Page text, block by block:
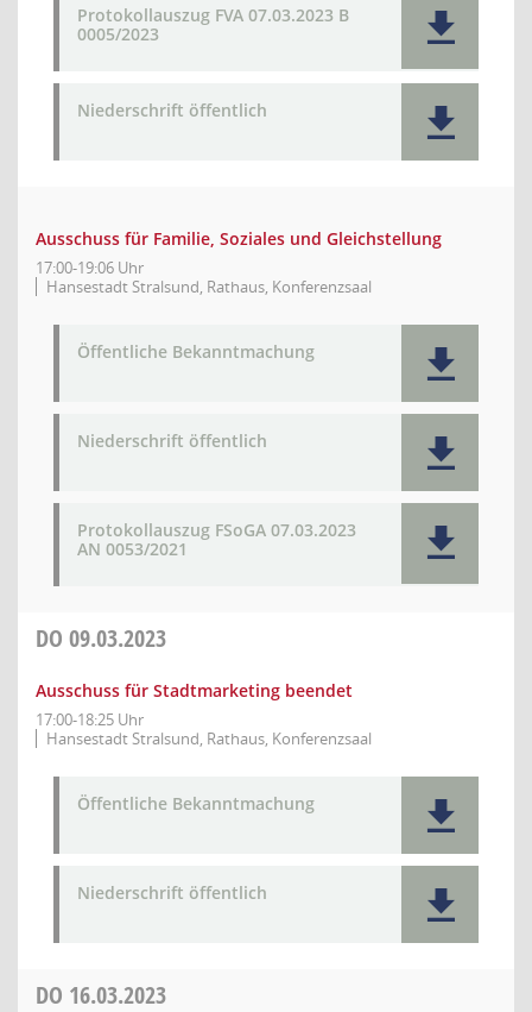
Protokollauszug FVA 07.03.2023 B
0005/2023
Niederschrift öffentlich
Ausschuss für Familie, Soziales und Gleichstellung
17:00-19:06 Uhr
Hansestadt Stralsund, Rathaus, Konferenzsaal
Öffentliche Bekanntmachung
Niederschrift öffentlich
Protokollauszug FSoGA 07.03.2023
AN 0053/2021
DO 09.03.2023
Ausschuss für Stadtmarketing beendet
17:00-18:25 Uhr
Hansestadt Stralsund, Rathaus, Konferenzsaal
Öffentliche Bekanntmachung
Niederschrift öffentlich
DO 16.03.2023